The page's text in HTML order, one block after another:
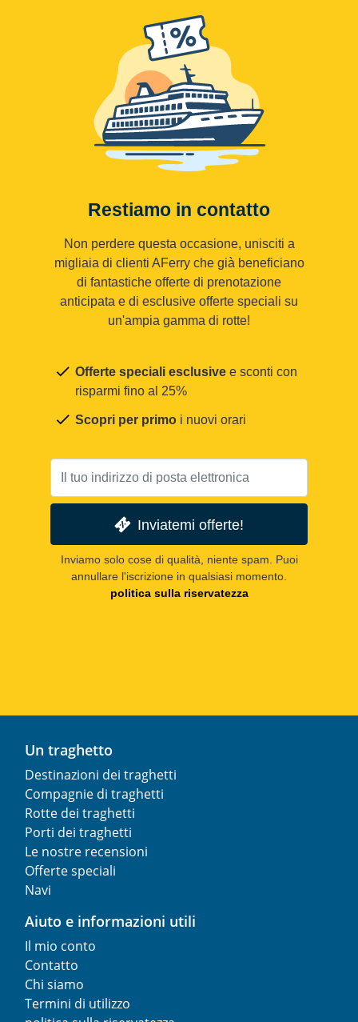
Restiamo in contatto
Non perdere questa occasione, unisciti a
migliaia di clienti AFerry che già beneficiano
di fantastiche offerte di prenotazione
anticipata e di esclusive offerte speciali su
un'ampia gamma di rotte!
Offerte speciali esclusive e sconti con
risparmi fino al 25%
Scopri per primo i nuovi orari
Inviatemi offerte!
Inviamo solo cose di qualità, niente spam. Puoi
annullare l'iscrizione in qualsiasi momento.
politica sulla riservatezza
Un traghetto
Destinazioni dei traghetti
Compagnie di traghetti
Rotte dei traghetti
Porti dei traghetti
Le nostre recensioni
Offerte speciali
Navi
Aiuto e informazioni utili
Il mio conto
Contatto
Chi siamo
Termini di utilizzo